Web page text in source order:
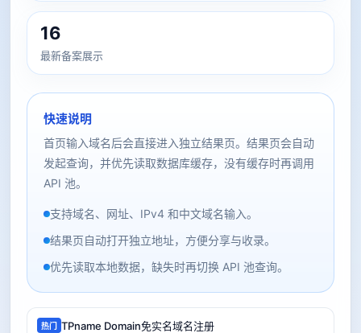
16
最新备案展示
快速说明
首页输入域名后会直接进入独立结果页。结果页会自动
发起查询，并优先读取数据库缓存，没有缓存时再调用
API 池。
支持域名、网址、IPv4 和中文域名输入。
结果页自动打开独立地址，方便分享与收录。
优先读取本地数据，缺失时再切换 API 池查询。
热门 TPname Domain免实名域名注册